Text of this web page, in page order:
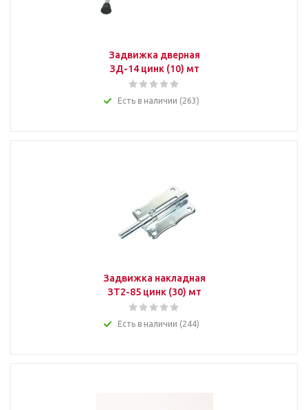
Задвижка дверная
ЗД-14 цинк (10) мт
Есть в наличии (263)
Задвижка накладная
ЗТ2-85 цинк (30) мт
Есть в наличии (244)